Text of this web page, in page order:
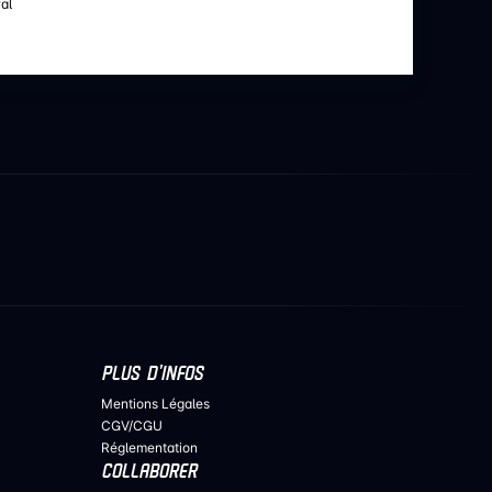
PLUS D’INFOS
Mentions Légales
CGV/CGU
Réglementation
COLLABORER